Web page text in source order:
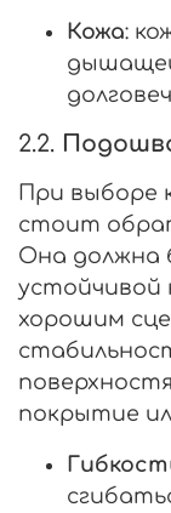
Кожа:
2.2.
При выборе
стоит
Она должна
устойчивой
хорошим
покрытие